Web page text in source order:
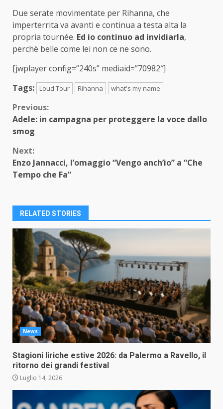
Due serate movimentate per Rihanna, che
imperterrita va avanti e continua a testa alta la
propria tournée. Ed io continuo ad invidiarla,
perchè belle come lei non ce ne sono.
[jwplayer config=”240s” mediaid=”70982″]
Tags:
Loud Tour Rihanna what's my name
Continue
Reading
Previous:
Adele: in campagna per proteggere la voce dallo
smog
Next:
Enzo Jannacci, l’omaggio “Vengo anch’io” a “Che
Tempo che Fa”
RELATED STORIES
News
Stagioni liriche estive 2026: da Palermo a Ravello, il
ritorno dei grandi festival
Luglio 14, 2026